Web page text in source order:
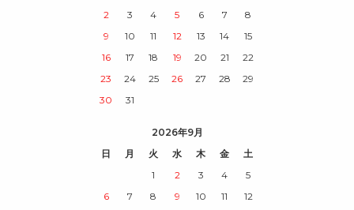
2
3 4 5 6 7
8
9
10 11 12 13 14
15
16
17 18 19 20 21
22
23
24 25 26 27 28
29
30
31
2026年9月
日
月 火 水 木 金
土
1
2 3 4
5
6
7 8 9 10 11
12